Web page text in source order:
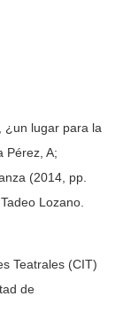
¿un lugar para la
Pérez, A;
(2014, pp.
Lozano.
Teatrales (CIT)
de